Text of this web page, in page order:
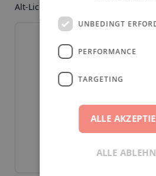
Alt-Lichtenrade 29, 12305, Berlin,
UNBEDINGT
PERFORMANCE
TARGETING
ALLE
ALLE